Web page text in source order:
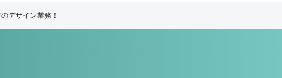
デザイン業務！